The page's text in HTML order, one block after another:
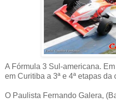
A Fórmula 3 Sul-americana.
em Curitiba a 3ª e 4ª etapas da
O Paulista Fernando Galera,